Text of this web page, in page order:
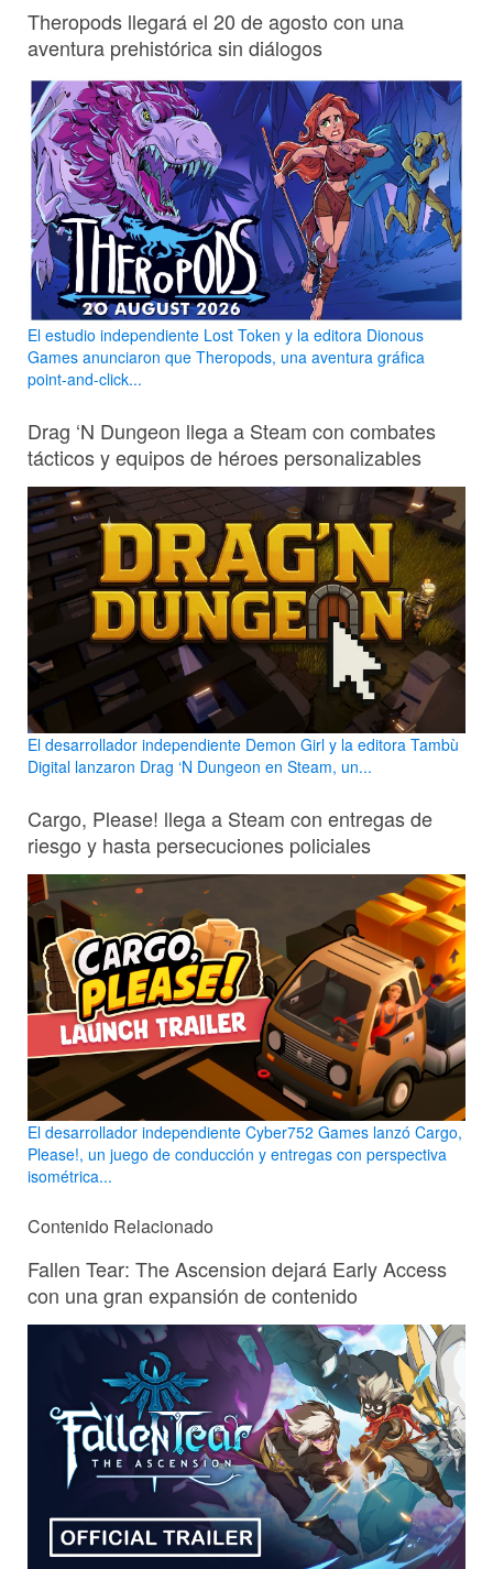
Theropods llegará el 20 de agosto con una
aventura prehistórica sin diálogos
El estudio independiente Lost Token y la editora Dionous
Games anunciaron que Theropods, una aventura gráfica
point-and-click...
Drag ‘N Dungeon llega a Steam con combates
tácticos y equipos de héroes personalizables
El desarrollador independiente Demon Girl y la editora Tambù
Digital lanzaron Drag ‘N Dungeon en Steam, un...
Cargo, Please! llega a Steam con entregas de
riesgo y hasta persecuciones policiales
El desarrollador independiente Cyber752 Games lanzó Cargo,
Please!, un juego de conducción y entregas con perspectiva
isométrica...
Contenido Relacionado
Fallen Tear: The Ascension dejará Early Access
con una gran expansión de contenido